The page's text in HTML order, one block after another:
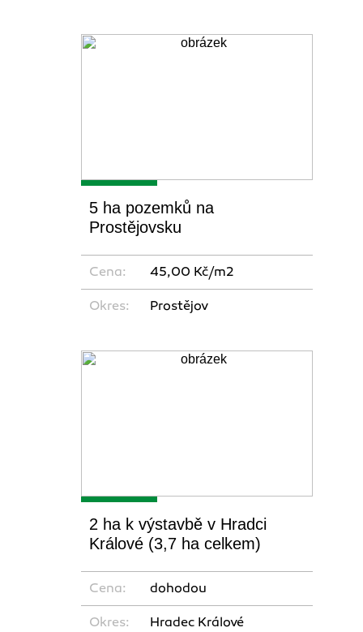
5 ha pozemků na
Prostějovsku
Cena: 45,00 Kč/m2
Okres: Prostějov
2 ha k výstavbě v Hradci
Králové (3,7 ha celkem)
Cena: dohodou
Okres: Hradec Králové